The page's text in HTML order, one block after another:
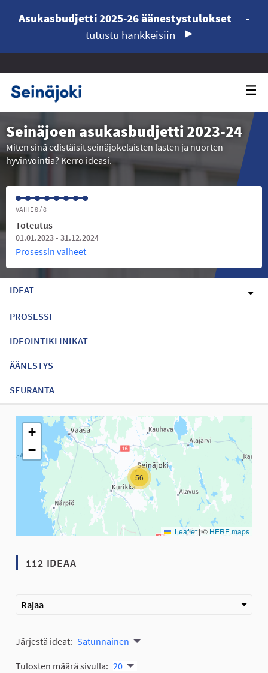
Asukasbudjetti 2025-26 äänestystulokset
-
tutustu hankkeisiin
Seinäjoen asukasbudjetti 2023-24
Miten sinä edistäisit seinäjokelaisten lasten ja nuorten
hyvinvointia? Kerro ideasi.
VAIHE 8 / 8
Toteutus
01.01.2023 - 31.12.2024
Prosessin vaiheet
IDEAT
PROSESSI
IDEOINTIKLINIKAT
ÄÄNESTYS
SEURANTA
Seuraavassa elementissä on kartta, joka esittää tämän
56
+
−
Leaflet |© HERE maps
112 IDEAA
Rajaa
Järjestä ideat: Satunnainen
Tulosten määrä sivulla: 20